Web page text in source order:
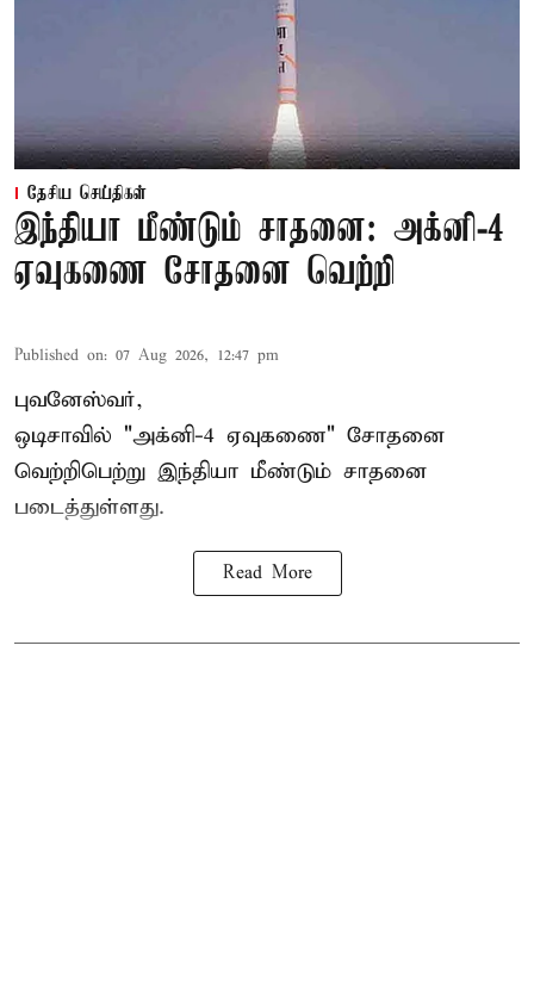
தேசிய செய்திகள்
இந்தியா மீண்டும் சாதனை: அக்னி-4
ஏவுகணை சோதனை வெற்றி
Published on: 07 Aug 2026, 12:47 pm
புவனேஸ்வர்,
ஒடிசாவில் "அக்னி-4 ஏவுகணை" சோதனை
வெற்றிபெற்று இந்தியா மீண்டும் சாதனை
படைத்துள்ளது.
Read More